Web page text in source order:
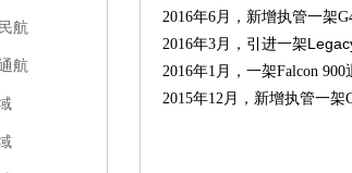
航
航
2016年6月，新增执管一架
2016年3月，引进一架
2016年1月，一架Falcon
2015年12月，新增执管一架